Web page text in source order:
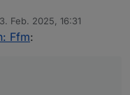
meet/9321920256
GmdurdMTyAamy
3. Feb. 2025, 16:31
von
Ffm: